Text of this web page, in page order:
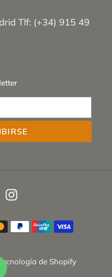
Tlf: (+34) 915 49
Instagram
Tecnología de Shopify